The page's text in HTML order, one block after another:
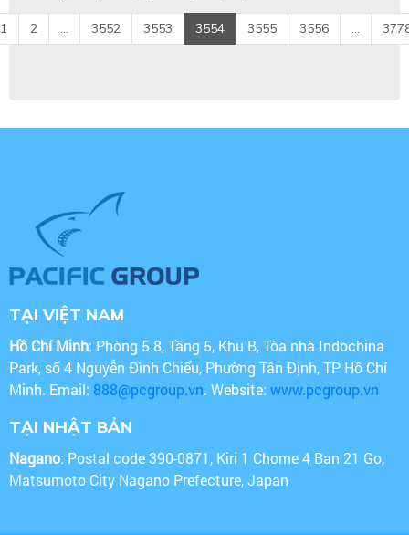
1 2 ... 3552 3553 3554 3555 3556 ...
TẠI VIỆT NAM
Hồ Chí Minh: Phòng 5.8, Tầng 5, Khu B, Tòa nhà Indochina
Park, số 4 Nguyễn Đình Chiểu, Phường Tân Định, TP Hồ Chí
Minh. Email: 888@pcgroup.vn. Website: www.pcgroup.vn
TẠI NHẬT BẢN
Nagano: Postal code 390-0871, Kiri 1 Chome 4 Ban 21 Go,
Matsumoto City Nagano Prefecture, Japan